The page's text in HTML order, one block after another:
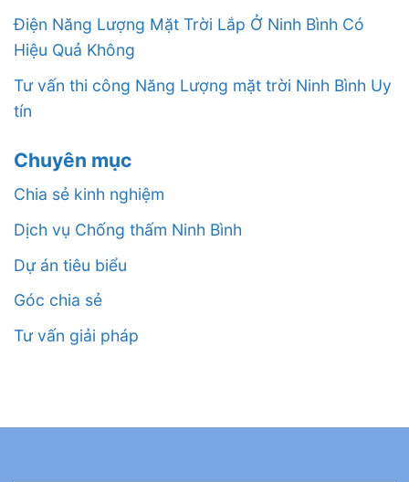
Điện Năng Lượng Mặt Trời Lắp Ở Ninh Bình Có
Hiệu Quả Không
Tư vấn thi công Năng Lượng mặt trời Ninh Bình Uy
tín
Chuyên mục
Chia sẻ kinh nghiệm
Dịch vụ Chống thấm Ninh Bình
Dự án tiêu biểu
Góc chia sẻ
Tư vấn giải pháp